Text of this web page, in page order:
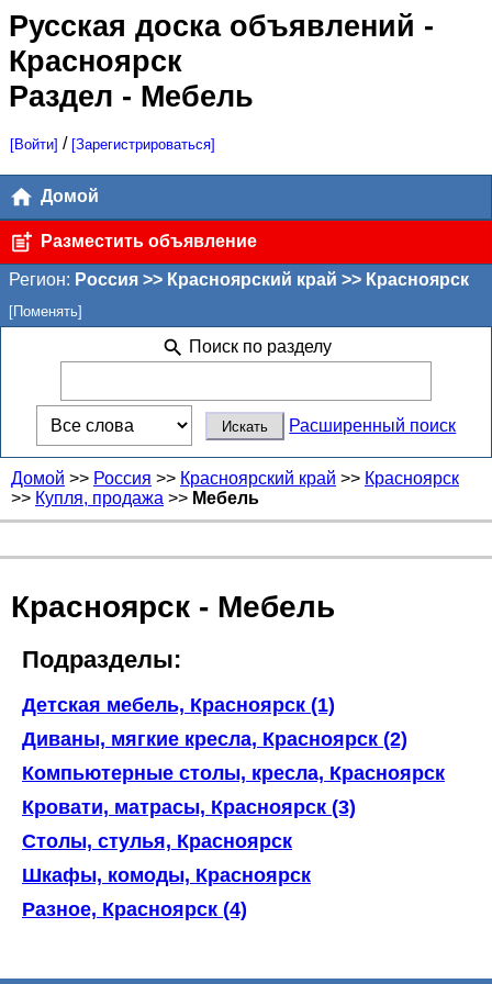
Русская доска объявлений -
Красноярск
Раздел - Мебель
[Войти] / [Зарегистрироваться]
Домой
Разместить объявление
Регион: Россия >> Красноярский край >> Красноярск
[Поменять]
Поиск по разделу
Расширенный поиск
Домой >> Россия >> Красноярский край >> Красноярск
>> Купля, продажа >> Мебель
Красноярск - Мебель
Подразделы:
Детская мебель, Красноярск (1)
Диваны, мягкие кресла, Красноярск (2)
Компьютерные столы, кресла, Красноярск
Кровати, матрасы, Красноярск (3)
Столы, стулья, Красноярск
Шкафы, комоды, Красноярск
Разное, Красноярск (4)